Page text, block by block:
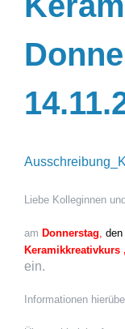
Liebe Kolleginnen
am Donnerstag den
Keramikkreativkurs
ein.
Informationen